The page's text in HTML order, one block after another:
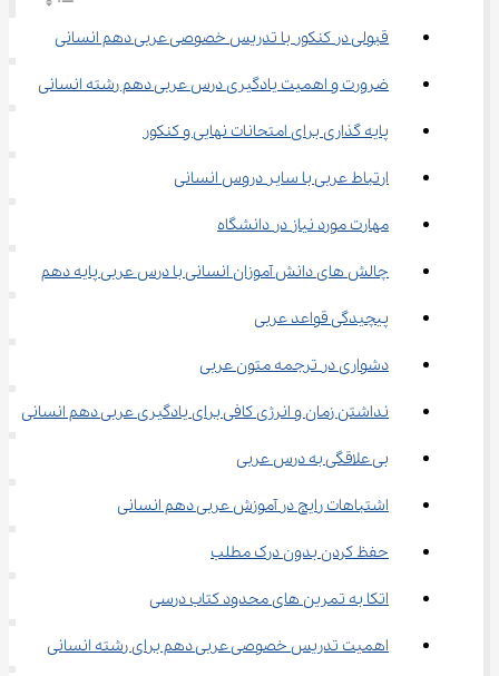
قبولی در کنکور با تدریس خصوصی عربی دهم انسانی
ضرورت و اهمیت یادگیری درس عربی دهم رشته انسانی
پایه گذاری برای امتحانات نهایی و کنکور
ارتباط عربی با سایر دروس انسانی
مهارت مورد نیاز در دانشگاه
چالش های دانش آموزان انسانی با درس عربی پایه دهم
پیچیدگی قواعد عربی
دشواری در ترجمه متون عربی
نداشتن زمان و انرژی کافی برای یادگیری عربی دهم انسانی
بی علاقگی به درس عربی
اشتباهات رایج در آموزش عربی دهم انسانی
حفظ کردن بدون درک مطلب
اتکا به تمرین های محدود کتاب درسی
اهمیت تدریس خصوصی عربی دهم برای رشته انسانی